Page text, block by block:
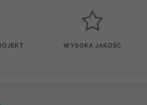
WYSOKA JAKOŚĆ